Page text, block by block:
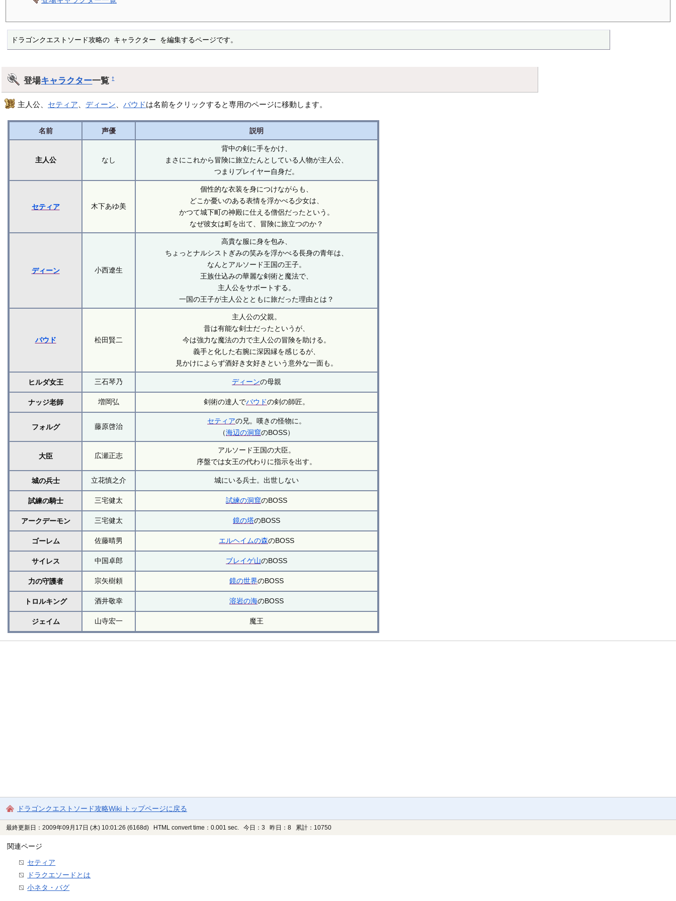
ドラゴンクエストソード攻略の キャラクター を編集するページです。
登場キャラクター一覧†
主人公、 セティア ディーン 、バウドは名前をクリックすると専用のページに移動します。
名前 声優 説明
主人公 なし
背中の剣に手をかけ、
まさにこれから冒険に旅立たんとしている人物が主人公、
つまりプレイヤー自身だ。
セティア 木下あゆ美
個性的な衣装を身につけながらも、
どこか憂いのある表情を浮かべる少女は、
かつて城下町の神殿に仕える僧侶だったという。
なぜ彼女は町を出て、冒険に旅立つのか？
ディーン 小西遼生
高貴な服に身を包み、
ちょっとナルシストぎみの笑みを浮かべる長身の青年は、
なんとアルソード王国の王子。
王族仕込みの華麗な剣術と魔法で、
主人公をサポートする。
一国の王子が主人公とともに旅だった理由とは？
バウド 松田賢二
主人公の父親。
昔は有能な剣士だったというが、
今は強力な魔法の力で主人公の冒険を助ける。
義手と化した右腕に深因縁を感じるが、
見かけによらず酒好き女好きという意外な一面も。
ヒルダ女王 三石琴乃 ディーンの母親
ナッジ老師 増岡弘 剣術の達人でバウドの剣の師匠。
フォルグ 藤原啓治
セティアの兄。嘆きの怪物に。
（海辺の洞窟のBOSS）
大臣 広瀬正志
アルソード王国の大臣。
序盤では女王の代わりに指示を出す。
城の兵士 立花慎之介 城にいる兵士。出世しない
試練の騎士 三宅健太 試練の洞窟のBOSS
アークデーモン 三宅健太 鏡の塔のBOSS
ゴーレム 佐藤晴男 エルヘイムの森のBOSS
サイレス 中国卓郎 ブレイゲ山のBOSS
力の守護者 宗矢樹頼 鏡の世界のBOSS
トロルキング 酒井敬幸 溶岩の海のBOSS
ジェイム 山寺宏一 魔王
ドラゴンクエストソード攻略Wiki トップページに戻る
最終更新日：2009年09月17日 (木) 10:01:26 (6168d) HTML convert time：0.001 sec. 今日：3 昨日：8 累計：10750
関連ページ
セティア
ドラクエソードとは
小ネタ・バグ